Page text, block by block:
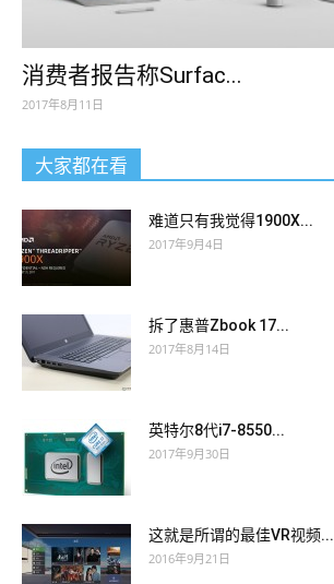
消费者报告称Surfac...
2017年8月11日
大家都在看
难道只有我觉得1900X...
2017年9月4日
拆了惠普Zbook 17...
2017年8月14日
英特尔8代i7-8550...
2017年9月30日
这就是所谓的最佳VR视频...
2016年9月21日